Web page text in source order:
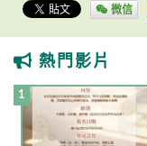
微信
熱門影片